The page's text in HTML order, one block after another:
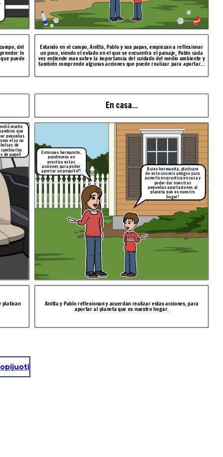
En casa...
del
lo
puede
Estando en el campo, Anitta, Pablo y sus papas, empiezan a reflexionar
un poco, viendo el estado en el que se encuentra elpaisaje, Pablo cada
vez entiende mas sobre la importancia del cuidado del medio ambiente y
también comprende algunas acciones que puede realizar para aportar...
platican Anitta y Pablo reflexionan y acuerdan realizar estas acciones, para
aportar al planeta que es nuestro hogar.
mucho
que
pequeñas
el ya no
de
de papel! Entonces hermanito,
pondremos en
practica estas
acciones para poder
aportar un poquito?! Asies hermanita, platicare
de esto con mis amigos para
ponerlo en practica en casa y
poder dar nuestras
pequeñas aportaciones al
planeta que es nuestro
hogar!